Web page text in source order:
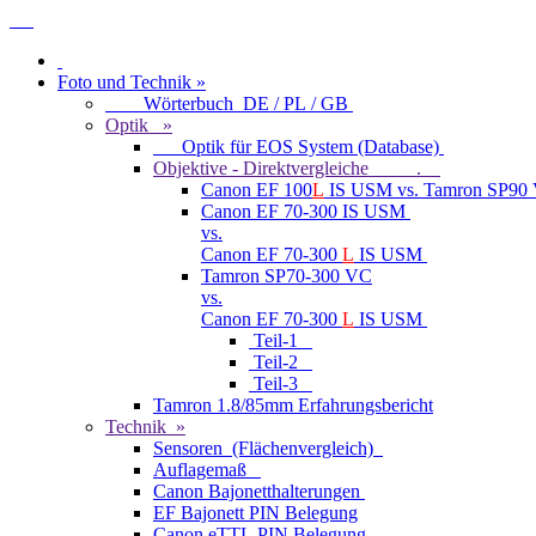
Foto und Technik »
Wörterbuch DE / PL / GB
Optik »
Optik für EOS System (Database)
Objektive - Direktvergleiche .
Canon EF 100L IS USM vs. Tamron SP90
Canon EF 70-300 IS USM
vs.
Canon EF 70-300 L IS USM
Tamron SP70-300 VC
vs.
Canon EF 70-300 L IS USM
Teil-1
Teil-2
Teil-3
Tamron 1.8/85mm Erfahrungsbericht
Technik »
Sensoren (Flächenvergleich)
Auflagemaß
Canon Bajonetthalterungen
EF Bajonett PIN Belegung